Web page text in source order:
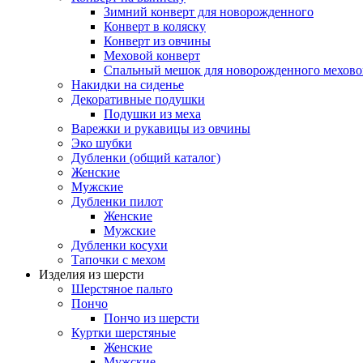
Зимний конверт для новорожденного
Конверт в коляску
Конверт из овчины
Меховой конверт
Спальный мешок для новорожденного
Накидки на сиденье
Декоративные подушки
Подушки из меха
Варежки и рукавицы из овчины
Эко шубки
Дубленки (общий каталог)
Женские
Мужские
Дубленки пилот
Женские
Мужские
Дубленки косухи
Тапочки с мехом
Изделия из шерсти
Шерстяное пальто
Пончо
Пончо из шерсти
Куртки шерстяные
Женские